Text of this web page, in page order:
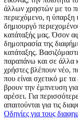
άλλων χρηστών με το
περιεχόμενο, η ύπαρξη
δημιουργό
κατάταξής μας. Όσον
δημοπρασία της
κατάταξης.
παραπάνω και σε άλλα
χρήστες βλέπουν νέο,
που είναι σχετικό με
βρουν την έμπνευση
αρέσει. Για
απαιτούνται για τις
Οδηγίες για τους